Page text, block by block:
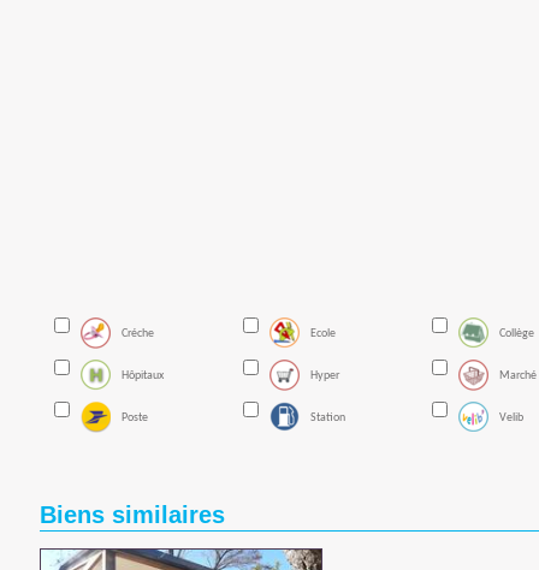
Créche Ecole Collège
Hôpitaux Hyper Marché
Poste Station Velib
Biens similaires